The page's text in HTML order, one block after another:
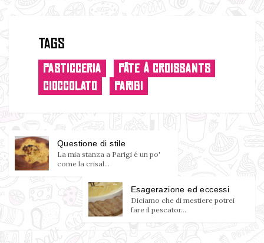
Tags
PASTICCERIA
PÂTE À CROISSANTS
CIOCCOLATO
PARIGI
Questione di stile
La mia stanza a Parigi é un po'
come la crisal...
Esagerazione ed eccessi
Diciamo che di mestiere potrei
fare il pescator...